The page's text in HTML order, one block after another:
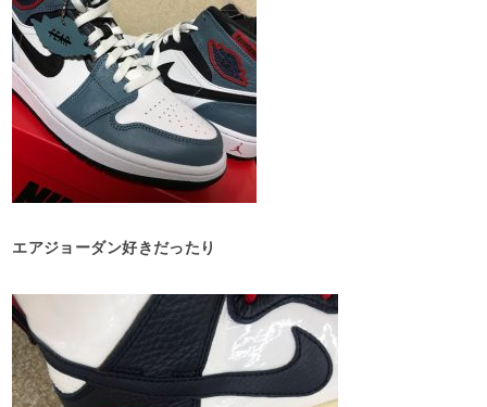
エアジョーダン好きだったり